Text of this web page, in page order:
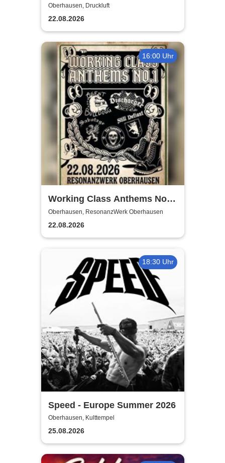
- Crystal F + Special Guests
Oberhausen, Druckluft
22.08.2026
16:00 Uhr
Working Class Anthems No.1
| ResonanzWerk Oberhausen
Oberhausen, ResonanzWerk Oberhausen
22.08.2026
18:30 Uhr
Speed - Europe Summer 2026
Oberhausen, Kulttempel
25.08.2026